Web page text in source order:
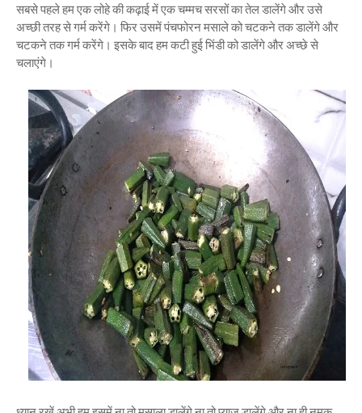
सबसे पहले हम एक लोहे की कढ़ाई में एक चम्मच सरसों का तेल डालेंगे और उसे
अच्छी तरह से गर्म करेंगे। फिर उसमें पंचफोरन मसाले को चटकने तक डालेंगे और
चटकने तक गर्म करेंगे। इसके बाद हम कटी हुई भिंडी को डालेंगे और अच्छे से
चलाएंगे।